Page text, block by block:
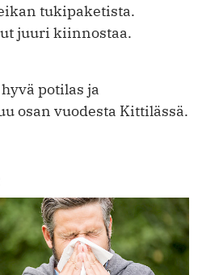
tukipaketista.
juuri kiinnostaa.
potilas ja
osan vuodesta Kittilässä.